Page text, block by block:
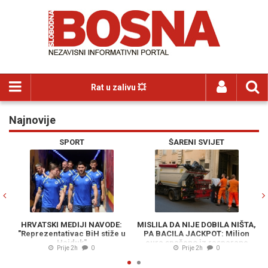
Rat u zalivu 💥
Najnovije
SPORT
HRVATSKI MEDIJI NAVODE:
"Reprezentativac BiH stiže u
Hajduk"
Prije 2h 0
ŠARENI SVIJET
MISLILA DA NIJE DOBILA NIŠTA,
PA BACILA JACKPOT: Milion
eura spašeno iz rasparane
vreće
Prije 2h 0